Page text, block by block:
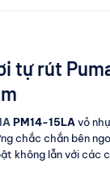
tự rút
PM14-15LAvỏ
chắc chắn bên
không lẫn với các